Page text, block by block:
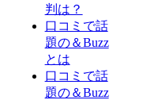
判は？
口コミで話
題の＆Buzz
とは
口コミで話
題の＆Buzz